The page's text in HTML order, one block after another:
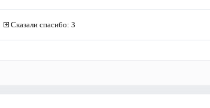
Сказали спасибо: 3